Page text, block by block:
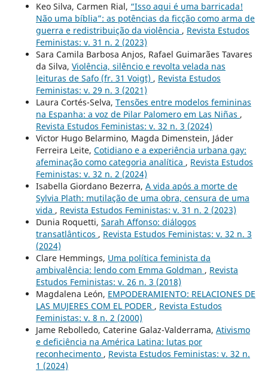
Keo Silva, Carmen Rial, “Isso aqui é uma barricada!
Não uma bíblia”: as potências da ficção como arma de
guerra e redistribuição da violência , Revista Estudos
Feministas: v. 31 n. 2 (2023)
Sara Camila Barbosa Anjos, Rafael Guimarães Tavares
da Silva, Violência, silêncio e revolta velada nas
leituras de Safo (fr. 31 Voigt) , Revista Estudos
Feministas: v. 29 n. 3 (2021)
Laura Cortés-Selva, Tensões entre modelos femininas
na Espanha: a voz de Pilar Palomero em Las Niñas ,
Revista Estudos Feministas: v. 32 n. 3 (2024)
Victor Hugo Belarmino, Magda Dimenstein, Jáder
Ferreira Leite, Cotidiano e a experiência urbana gay:
afeminação como categoria analítica , Revista Estudos
Feministas: v. 32 n. 2 (2024)
Isabella Giordano Bezerra, A vida após a morte de
Sylvia Plath: mutilação de uma obra, censura de uma
vida , Revista Estudos Feministas: v. 31 n. 2 (2023)
Dunia Roquetti, Sarah Affonso: diálogos
transatlânticos , Revista Estudos Feministas: v. 32 n. 3
(2024)
Clare Hemmings, Uma política feminista da
ambivalência: lendo com Emma Goldman , Revista
Estudos Feministas: v. 26 n. 3 (2018)
Magdalena León, EMPODERAMIENTO: RELACIONES DE
LAS MUJERES COM EL PODER , Revista Estudos
Feministas: v. 8 n. 2 (2000)
Jame Rebolledo, Caterine Galaz-Valderrama, Ativismo
e deficiência na América Latina: lutas por
reconhecimento , Revista Estudos Feministas: v. 32 n.
1 (2024)